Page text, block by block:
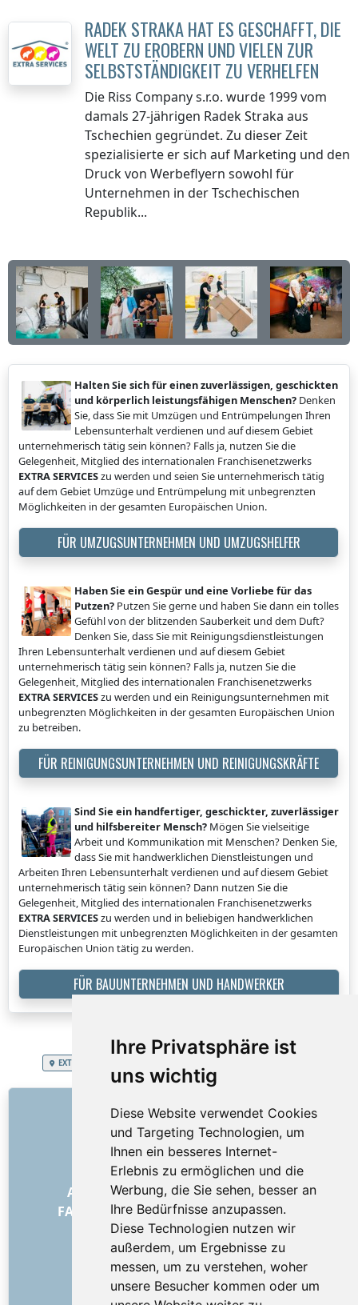
Ihre Privatsphäre ist
uns wichtig
Diese Website verwendet Cookies
und Targeting Technologien, um
Ihnen ein besseres Internet-
Erlebnis zu ermöglichen und die
Werbung, die Sie sehen, besser an
Ihre Bedürfnisse anzupassen.
Diese Technologien nutzen wir
außerdem, um Ergebnisse zu
messen, um zu verstehen, woher
unsere Besucher kommen oder um
RADEK STRAKA HAT ES GESCHAFFT, DIE
WELT ZU EROBERN UND VIELEN ZUR
SELBSTSTÄNDIGKEIT ZU VERHELFEN
Die Riss Company s.r.o. wurde 1999 vom
damals 27-jährigen Radek Straka aus
Tschechien gegründet. Zu dieser Zeit
spezialisierte er sich auf Marketing und den
Druck von Werbeflyern sowohl für
Unternehmen in der Tschechischen
Republik...
Halten Sie sich für einen zuverlässigen, geschickten
und körperlich leistungsfähigen Menschen? Denken
Sie, dass Sie mit Umzügen und Entrümpelungen Ihren
Lebensunterhalt verdienen und auf diesem Gebiet
unternehmerisch tätig sein können? Falls ja, nutzen Sie die
Gelegenheit, Mitglied des internationalen Franchisenetzwerks
EXTRA SERVICESzu werden und seien Sie unternehmerisch tätig
auf dem Gebiet Umzüge und Entrümpelung mit unbegrenzten
Möglichkeiten in der gesamten Europäischen Union.
FÜR UMZUGSUNTERNEHMEN UND UMZUGSHELFER
Haben Sie ein Gespür und eine Vorliebe für das
Putzen? Putzen Sie gerne und haben Sie dann ein tolles
Gefühl von der blitzenden Sauberkeit und dem Duft?
Denken Sie, dass Sie mit Reinigungsdienstleistungen
Ihren Lebensunterhalt verdienen und auf diesem Gebiet
unternehmerisch tätig sein können? Falls ja, nutzen Sie die
Gelegenheit, Mitglied des internationalen Franchisenetzwerks
EXTRA SERVICESzu werden und ein Reinigungsunternehmen mit
unbegrenzten Möglichkeiten in der gesamten Europäischen Union
zu betreiben.
FÜR REINIGUNGSUNTERNEHMEN UND REINIGUNGSKRÄFTE
Sind Sie ein handfertiger, geschickter, zuverlässiger
und hilfsbereiter Mensch? Mögen Sie vielseitige
Arbeit und Kommunikation mit Menschen? Denken Sie,
dass Sie mit handwerklichen Dienstleistungen und
Arbeiten Ihren Lebensunterhalt verdienen und auf diesem Gebiet
unternehmerisch tätig sein können? Dann nutzen Sie die
Gelegenheit, Mitglied des internationalen Franchisenetzwerks
EXTRA SERVICESzu werden und in beliebigen handwerklichen
Dienstleistungen mit unbegrenzten Möglichkeiten in der gesamten
Europäischen Union tätig zu werden.
FÜR BAUUNTERNEHMEN UND HANDWERKER
EXTRA SERVICES
LINKS
Über uns
Wie alles begann
Preisliste
Allgemeine Geschäftsbedingungen
FAQ – für Besteller FAQ – für Anbieter
Werbung und Marketing
Blog
Impressum
Kontakt